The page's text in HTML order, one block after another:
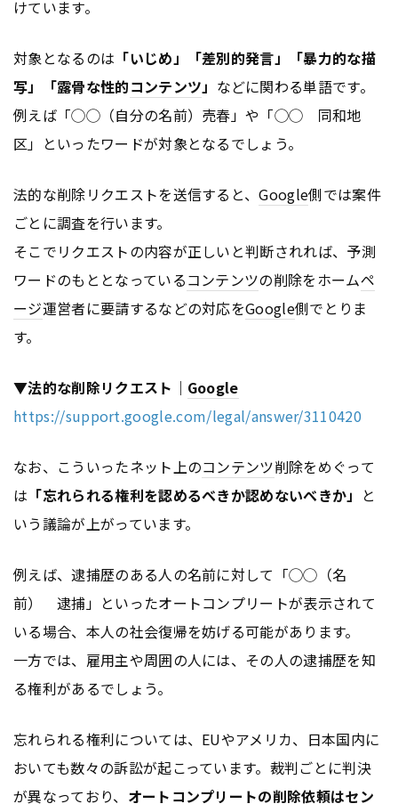
けています。
対象となるのは 「いじめ」「差別的発言」「暴力的な描
写」「露骨な性的コンテンツ」 などに関わる単語です。
例えば「◯◯（自分の名前）売春」や「◯◯ 同和地
区」といったワードが対象となるでしょう。
法的な削除リクエストを送信すると、Google側では案件
ごとに調査を行います。
そこでリクエストの内容が正しいと判断されれば、予測
ワードのもととなっているコンテンツの削除をホームペ
ージ運営者に要請するなどの対応をGoogle側でとりま
す。
▼法的な削除リクエスト｜ Google
https://support.google.com/legal/answer/3110420
なお、こういったネット上のコンテンツ削除をめぐって
は 「忘れられる権利を認めるべきか認めないべきか」 と
いう議論が上がっています。
例えば、逮捕歴のある人の名前に対して「◯◯（名
前） 逮捕」といったオートコンプリートが表示されて
いる場合、本人の社会復帰を妨げる可能があります。
一方では、雇用主や周囲の人には、その人の逮捕歴を知
る権利があるでしょう。
忘れられる権利については、EUやアメリカ、日本国内に
おいても数々の訴訟が起こっています。裁判ごとに判決
が異なっており、 オートコンプリートの削除依頼はセン